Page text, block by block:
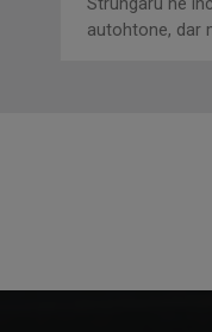
autohtone, dar